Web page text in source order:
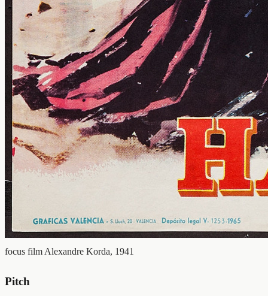
focus film Alexandre Korda, 1941
Pitch